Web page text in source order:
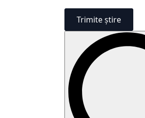
Trimite știre